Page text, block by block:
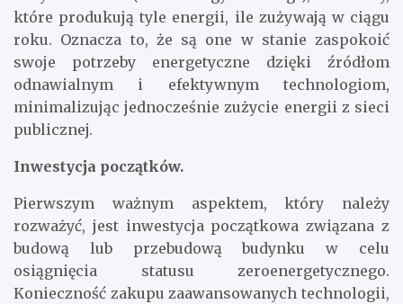
które produkują tyle energii, ile zużywają w ciągu
roku. Oznacza to, że są one w stanie zaspokoić
swoje potrzeby energetyczne dzięki źródłom
odnawialnym i efektywnym technologiom,
minimalizując jednocześnie zużycie energii z sieci
publicznej.
Inwestycja początków.
Pierwszym ważnym aspektem, który należy
rozważyć, jest inwestycja początkowa związana z
budową lub przebudową budynku w celu
osiągnięcia statusu zeroenergetycznego.
Konieczność zakupu zaawansowanych technologii,